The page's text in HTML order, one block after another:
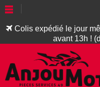
Colis expédié le jour
avant 13h !